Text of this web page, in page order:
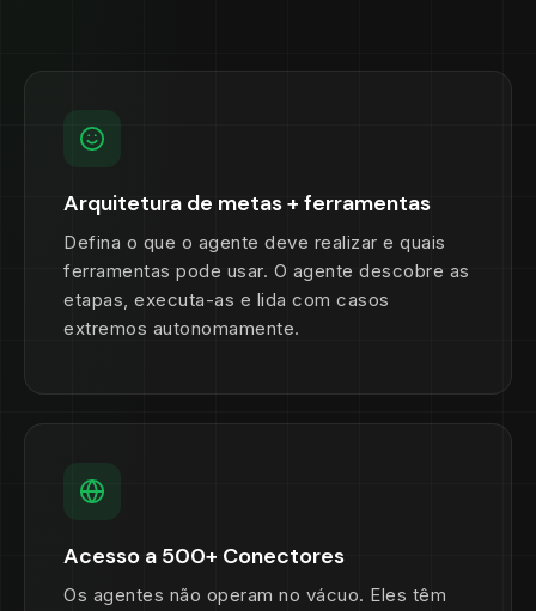
Arquitetura de metas + ferramentas
Defina o que o agente deve realizar e quais
ferramentas pode usar. O agente descobre as
etapas, executa-as e lida com casos
extremos autonomamente.
Acesso a 500+ Conectores
Os agentes não operam no vácuo. Eles têm